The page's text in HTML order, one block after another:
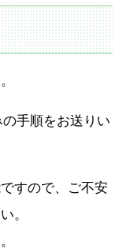
手順をお送りい
すので、ご不安
。